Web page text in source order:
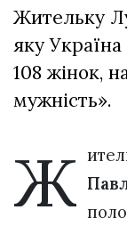
Лайф
Афіша
ZONE 18+
Політика
Жительку
яку
108 жінок,
мужність».
Ж